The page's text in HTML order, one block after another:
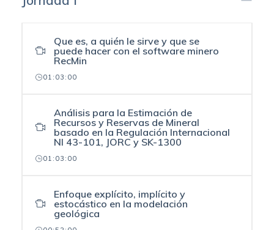
Que es, a quién le sirve y que se
puede hacer con el software minero
RecMin
01:03:00
Análisis para la Estimación de
Recursos y Reservas de Mineral
basado en la Regulación Internacional
NI 43-101, JORC y SK-1300
01:03:00
Enfoque explícito, implícito y
estocástico en la modelación
geológica